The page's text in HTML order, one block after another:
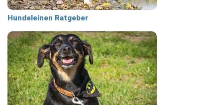
Hundeleinen Ratgeber